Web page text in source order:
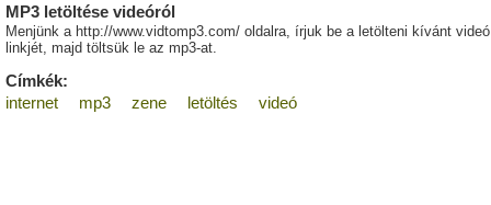
MP3 letöltése videóról
Menjünk a http://www.vidtomp3.com/ oldalra, írjuk be a letölteni kívánt videó
linkjét, majd töltsük le az mp3-at.
Címkék:
internet
mp3 zene letöltés videó